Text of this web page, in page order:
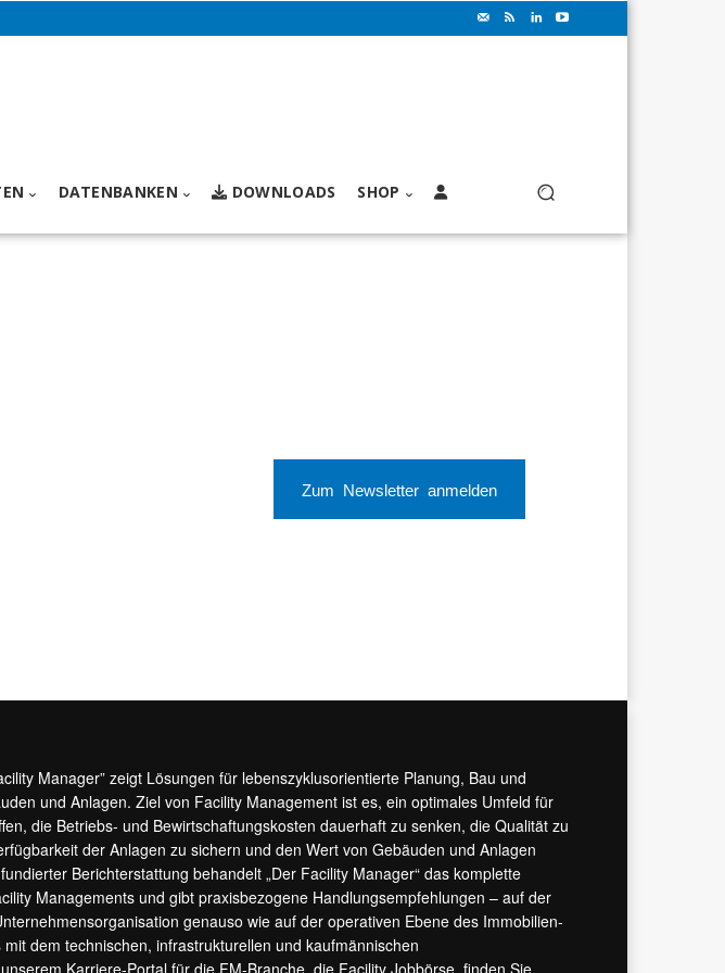
DATENBANKEN DOWNLOADS SHOP
Zum Newsletter anmelden
Manager” zeigt Lösungen für lebenszyklusorientierte Planung, Bau und
und Anlagen. Ziel von Facility Management ist es, ein optimales Umfeld für
die Betriebs- und Bewirtschaftungskosten dauerhaft zu senken, die Qualität zu
der Anlagen zu sichern und den Wert von Gebäuden und Anlagen
Berichterstattung behandelt „Der Facility Manager“ das komplette
Managements und gibt praxisbezogene Handlungsempfehlungen – auf der
genauso wie auf der operativen Ebene des Immobilien-
dem technischen, infrastrukturellen und kaufmännischen